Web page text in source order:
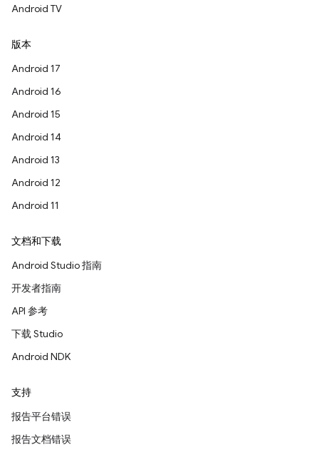
Android TV
版本
Android 17
Android 16
Android 15
Android 14
Android 13
Android 12
Android 11
文档和下载
Android Studio 指南
开发者指南
API 参考
下载 Studio
Android NDK
支持
报告平台错误
报告文档错误